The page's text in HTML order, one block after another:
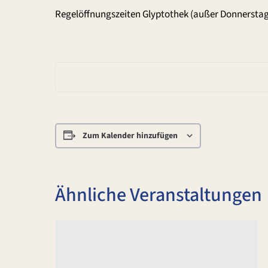
Regelöffnungszeiten Glyptothek (außer
Zum Kalender hinzufügen
Ähnliche Veranstaltungen